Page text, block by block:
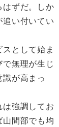
ずだ。しか
い付いてい
として始ま
無理が生じ
が高まっ
強調してお
間部でも均